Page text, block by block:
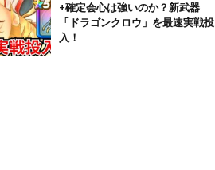
+確定会心は強いのか？新武器
「ドラゴンクロウ」を最速実戦投
入！